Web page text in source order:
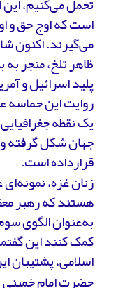
است که اوج حق و
می‌گیرند. اکنون
ظاهر تلخ، منجر
پلید اسرائیل و
روایت این حماسه
یک نقطه
جهان شکل گرفته و
قرارداده است.
زنان غزه،
هستند که رهبر
به‌عنوان الگوی
کمک کنند این
اسلامی،
حضرت امام خمینی